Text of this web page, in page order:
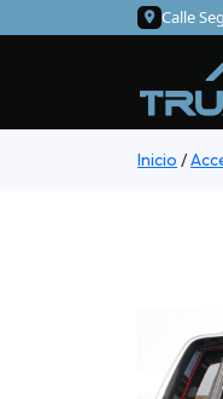
Calle
Inicio /